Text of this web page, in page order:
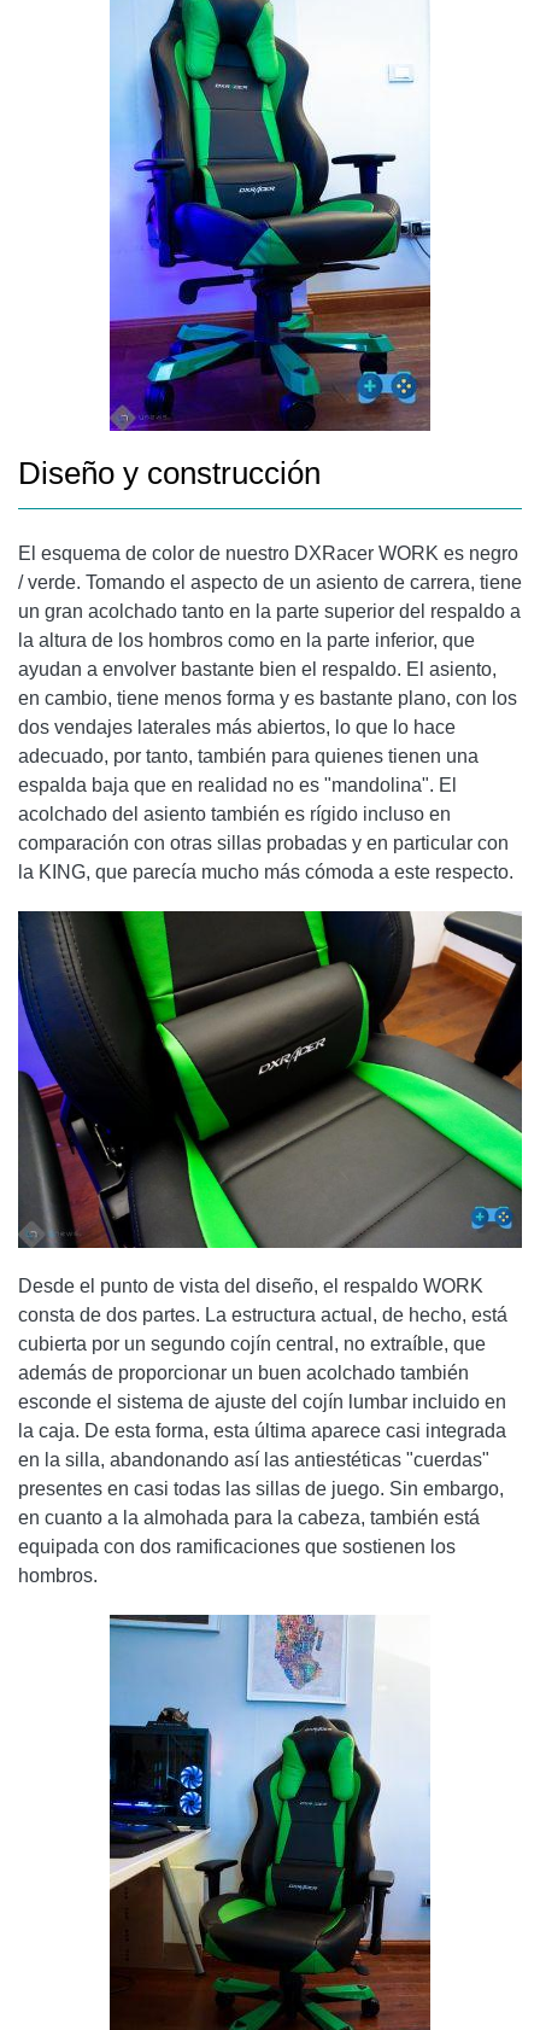
Diseño y construcción
El esquema de color de nuestro DXRacer WORK es negro
/ verde. Tomando el aspecto de un asiento de carrera, tiene
un gran acolchado tanto en la parte superior del respaldo a
la altura de los hombros como en la parte inferior, que
ayudan a envolver bastante bien el respaldo. El asiento,
en cambio, tiene menos forma y es bastante plano, con los
dos vendajes laterales más abiertos, lo que lo hace
adecuado, por tanto, también para quienes tienen una
espalda baja que en realidad no es "mandolina". El
acolchado del asiento también es rígido incluso en
comparación con otras sillas probadas y en particular con
la KING, que parecía mucho más cómoda a este respecto.
Desde el punto de vista del diseño, el respaldo WORK
consta de dos partes. La estructura actual, de hecho, está
cubierta por un segundo cojín central, no extraíble, que
además de proporcionar un buen acolchado también
esconde el sistema de ajuste del cojín lumbar incluido en
la caja. De esta forma, esta última aparece casi integrada
en la silla, abandonando así las antiestéticas "cuerdas"
presentes en casi todas las sillas de juego. Sin embargo,
en cuanto a la almohada para la cabeza, también está
equipada con dos ramificaciones que sostienen los
hombros.